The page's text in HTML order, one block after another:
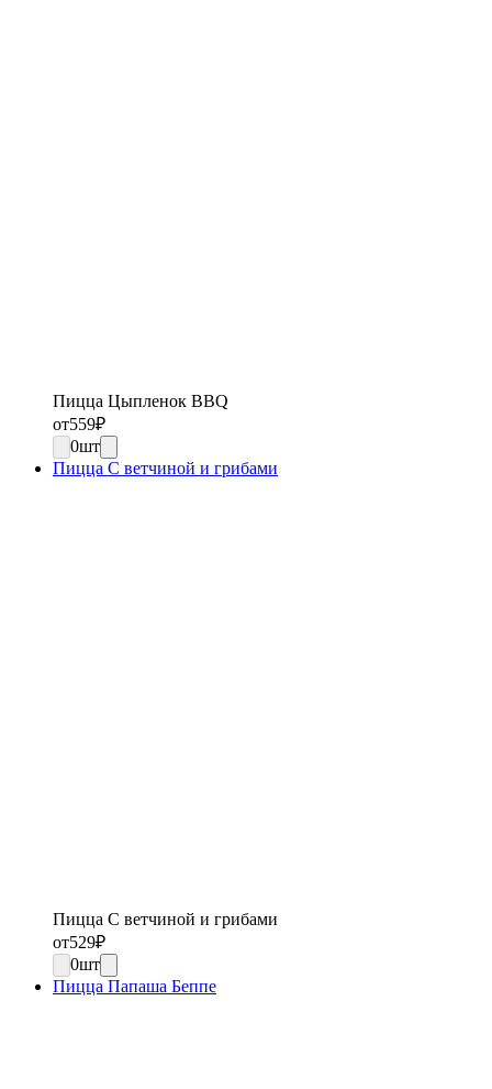
Пицца Цыпленок BBQ
от559₽
0шт
Пицца С ветчиной и грибами
Пицца С ветчиной и грибами
от529₽
0шт
Пицца Папаша Беппе